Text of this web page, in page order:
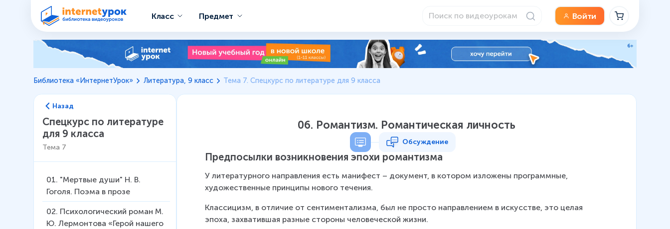
Класс Предмет Войти
Библиотека «ИнтернетУрок» Литература, 9 класс Тема 7. Спецкурс по литературе для 9 класса
Назад
Спецкурс по литературе
для 9 класса
Тема 7
01. "Мертвые души" Н. В.
Гоголя. Поэма в прозе
02. Психологический роман М.
Ю. Лермонтова «Герой нашего
06. Романтизм. Романтическая личность
Обсуждение
Предпосылки возникновения эпохи романтизма
У литературного направления есть манифест – документ, в котором изложены программные,
художественные принципы нового течения.
Классицизм, в отличие от сентиментализма, был не просто направлением в искусстве, это целая
эпоха, захватившая разные стороны человеческой жизни.